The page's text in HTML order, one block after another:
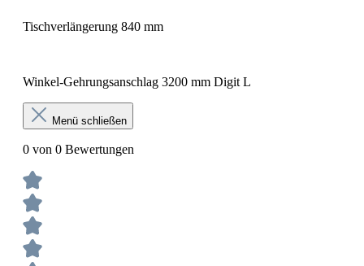
Tischverlängerung 840 mm
Winkel-Gehrungsanschlag 3200 mm Digit L
Menü schließen
0 von 0 Bewertungen